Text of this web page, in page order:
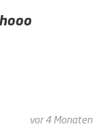
vor 4 Monaten